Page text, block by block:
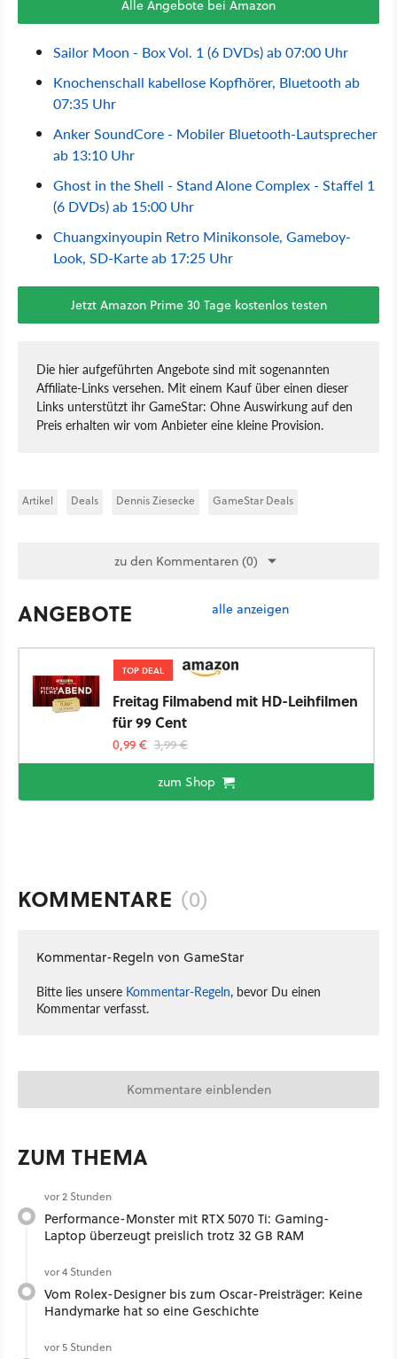
Alle Angebote bei Amazon
Sailor Moon - Box Vol. 1 (6 DVDs) ab 07:00 Uhr
Knochenschall kabellose Kopfhörer, Bluetooth ab
07:35 Uhr
Anker SoundCore - Mobiler Bluetooth-Lautsprecher
ab 13:10 Uhr
Ghost in the Shell - Stand Alone Complex - Staffel 1
(6 DVDs) ab 15:00 Uhr
Chuangxinyoupin Retro Minikonsole, Gameboy-
Look, SD-Karte ab 17:25 Uhr
Jetzt Amazon Prime 30 Tage kostenlos testen
Die hier aufgeführten Angebote sind mit sogenannten
Affiliate-Links versehen. Mit einem Kauf über einen dieser
Links unterstützt ihr GameStar: Ohne Auswirkung auf den
Preis erhalten wir vom Anbieter eine kleine Provision.
Artikel Deals Dennis Ziesecke GameStar Deals
zu den Kommentaren (0)
ANGEBOTE alle anzeigen
TOP DEAL
Freitag Filmabend mit HD-Leihfilmen
für 99 Cent
0,99 € 3,99 €
zum Shop
KOMMENTARE (0)
Kommentar-Regeln von GameStar
Bitte lies unsere Kommentar-Regeln, bevor Du einen
Kommentar verfasst.
Kommentare einblenden
ZUM THEMA
vor 2 Stunden
Performance-Monster mit RTX 5070 Ti: Gaming-
Laptop überzeugt preislich trotz 32 GB RAM
vor 4 Stunden
Vom Rolex-Designer bis zum Oscar-Preisträger: Keine
Handymarke hat so eine Geschichte
vor 5 Stunden